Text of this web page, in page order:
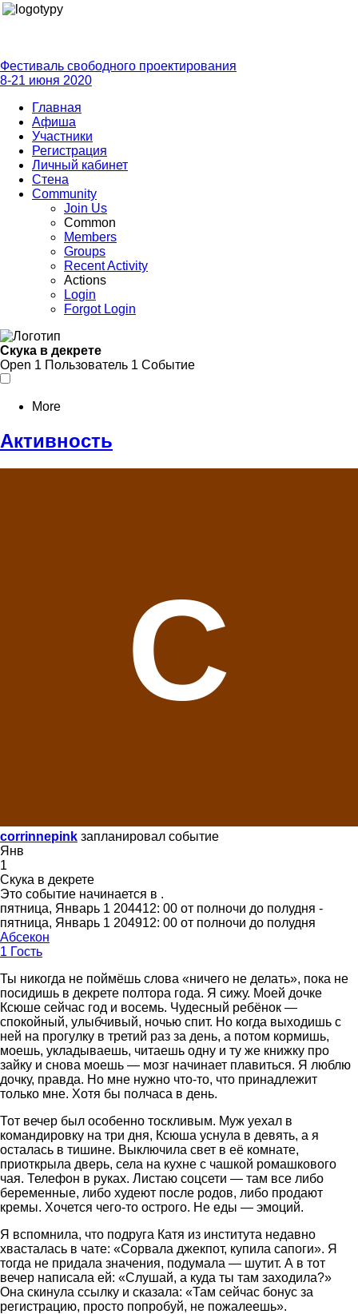
Фестиваль свободного проектирования
8-21 июня 2020
Главная
Афиша
Участники
Регистрация
Личный кабинет
Стена
Community
Join Us
Common
Members
Groups
Recent Activity
Actions
Login
Forgot Login
Скука в декрете
Open 1 Пользователь 1 Событие
More
Активность
C
corrinnepink запланировал событие
Янв
1
Скука в декрете
Это событие начинается в .
пятница, Январь 1 204412: 00 от полночи до полудня -
пятница, Январь 1 204912: 00 от полночи до полудня
Абсекон
1 Гость
Ты никогда не поймёшь слова «ничего не делать», пока не
посидишь в декрете полтора года. Я сижу. Моей дочке
Ксюше сейчас год и восемь. Чудесный ребёнок —
спокойный, улыбчивый, ночью спит. Но когда выходишь с
ней на прогулку в третий раз за день, а потом кормишь,
моешь, укладываешь, читаешь одну и ту же книжку про
зайку и снова моешь — мозг начинает плавиться. Я люблю
дочку, правда. Но мне нужно что-то, что принадлежит
только мне. Хотя бы полчаса в день.
Тот вечер был особенно тоскливым. Муж уехал в
командировку на три дня, Ксюша уснула в девять, а я
осталась в тишине. Выключила свет в её комнате,
приоткрыла дверь, села на кухне с чашкой ромашкового
чая. Телефон в руках. Листаю соцсети — там все либо
беременные, либо худеют после родов, либо продают
кремы. Хочется чего-то острого. Не еды — эмоций.
Я вспомнила, что подруга Катя из института недавно
хвасталась в чате: «Сорвала джекпот, купила сапоги». Я
тогда не придала значения, подумала — шутит. А в тот
вечер написала ей: «Слушай, а куда ты там заходила?»
Она скинула ссылку и сказала: «Там сейчас бонус за
регистрацию, просто попробуй, не пожалеешь».